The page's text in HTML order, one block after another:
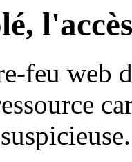
feu web